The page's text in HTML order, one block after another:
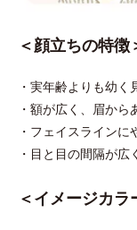
＜顔立ちの特徴
・実年齢よりも幼
・額が広く、眉か
・フェイスライン
・目と目の間隔が
＜イメージカラ